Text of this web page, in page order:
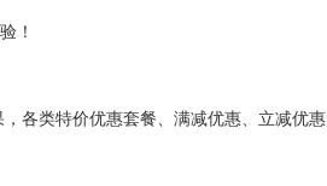
！
各类特价优惠套餐、满减优惠、立减优惠